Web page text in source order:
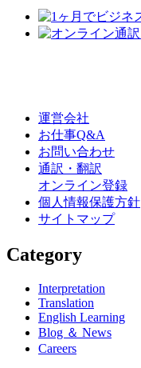
運営会社
お仕事Q&A
お問い合わせ
通訳・翻訳
オンライン登録
個人情報保護方針
サイトマップ
Category
Interpretation
Translation
English Learning
Blog ＆ News
Careers